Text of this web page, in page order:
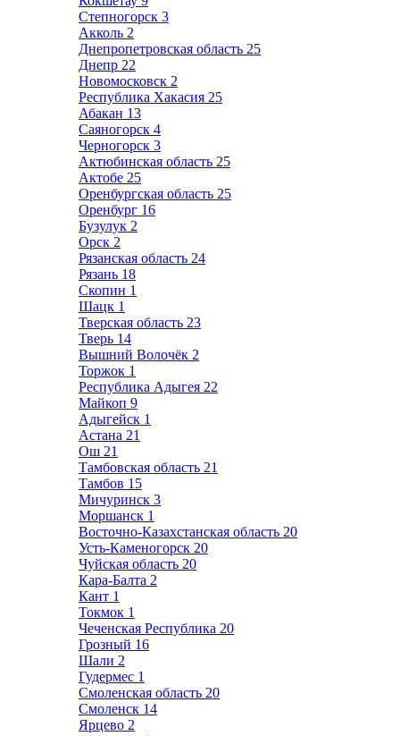
Степногорск 3
Акколь 2
Днепропетровская область 25
Днепр 22
Новомосковск 2
Республика Хакасия 25
Абакан 13
Саяногорск 4
Черногорск 3
Актюбинская область 25
Актобе 25
Оренбургская область 25
Оренбург 16
Бузулук 2
Орск 2
Рязанская область 24
Рязань 18
Скопин 1
Шацк 1
Тверская область 23
Тверь 14
Вышний Волочёк 2
Торжок 1
Республика Адыгея 22
Майкоп 9
Адыгейск 1
Астана 21
Ош 21
Тамбовская область 21
Тамбов 15
Мичуринск 3
Моршанск 1
Восточно-Казахстанская область 20
Усть-Каменогорск 20
Чуйская область 20
Кара-Балта 2
Кант 1
Токмок 1
Чеченская Республика 20
Грозный 16
Шали 2
Гудермес 1
Смоленская область 20
Смоленск 14
Ярцево 2